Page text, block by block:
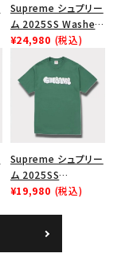
Supreme シュプリー
ム 2025SS Washed
Chino Twill Camp
Cap ウォッシュチノツ
イルキャンプキャップ
ブラック 黒
¥24,980 (税込)
Supreme シュプリー
ム 2025SS
Homerun Tee ホー
¥19,980 (税込)